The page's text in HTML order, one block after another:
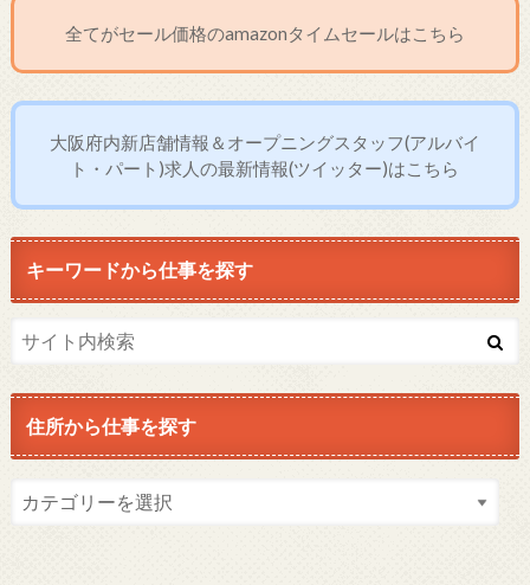
全てがセール価格のamazonタイムセールはこちら
大阪府内新店舗情報＆オープニングスタッフ(アルバイ
ト・パート)求人の最新情報(ツイッター)はこちら
キーワードから仕事を探す
住所から仕事を探す